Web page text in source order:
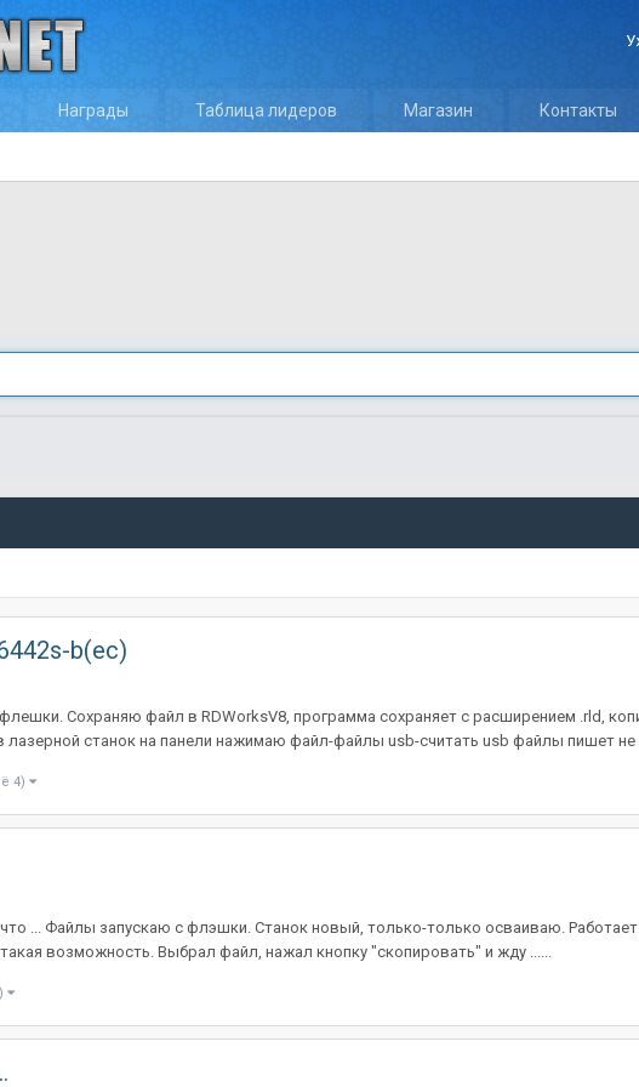
Награды Таблица лидеров Магазин Контакты
b(ec)
Сохраняю файл в RDWorksV8, программа сохраняет с расширением .rld,
станок на панели нажимаю файл-файлы usb-считать usb файлы пишет не
4)
... Файлы запускаю с флэшки. Станок новый, только-только осваиваю.
возможность. Выбрал файл, нажал кнопку "скопировать" и жду ......